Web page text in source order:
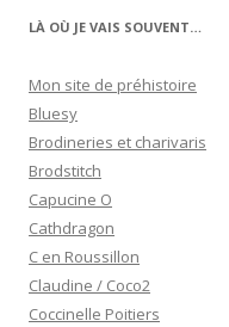
LÀ OÙ JE VAIS SOUVENT…
Mon site de préhistoire
Bluesy
Brodineries et charivaris
Brodstitch
Capucine O
Cathdragon
C en Roussillon
Claudine / Coco2
Coccinelle Poitiers